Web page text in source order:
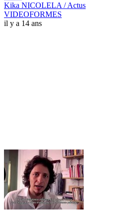
Kika NICOLELA / Actus
VIDEOFORMES
il y a 14 ans